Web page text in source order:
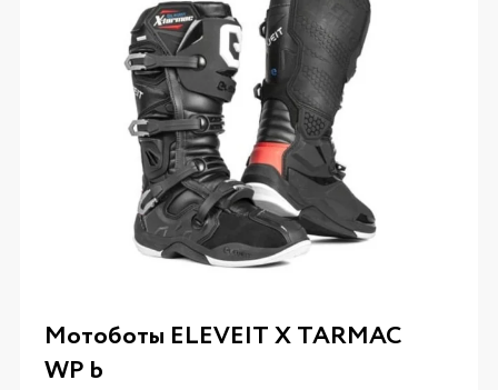
Мотоботы ELEVEIT X TARMAC
WP b